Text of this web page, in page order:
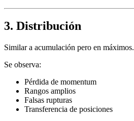
3. Distribución
Similar a acumulación pero en máximos.
Se observa:
Pérdida de momentum
Rangos amplios
Falsas rupturas
Transferencia de posiciones